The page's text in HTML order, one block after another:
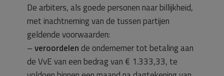
De arbiters, als goede personen naar billijkheid,
met inachtneming van de tussen partijen
geldende voorwaarden:
–veroordelende ondernemer tot betaling aan
de VvE van een bedrag van € 1.333,33, te